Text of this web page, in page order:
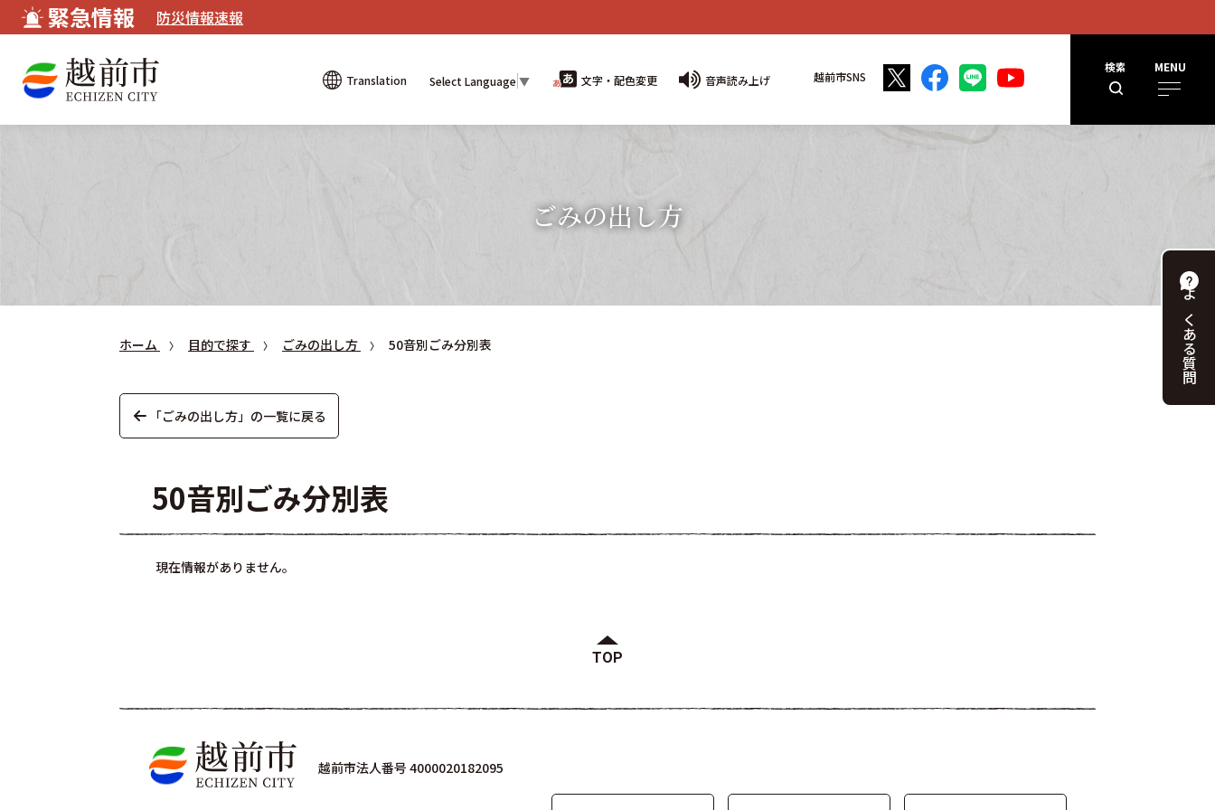
緊急情報 防災情報速報
検索
MENU
Translation
Select Language▼ 文字・配色変更 音声読み上げ 越前市SNS
よくある
質問
ごみの出し方
ホーム 目的で探す ごみの出し方 50音別ごみ分別表
「ごみの出し方」の一覧に戻る
50音別ごみ分別表
現在情報がありません。
TOP
越前市法人番号 4000020182095